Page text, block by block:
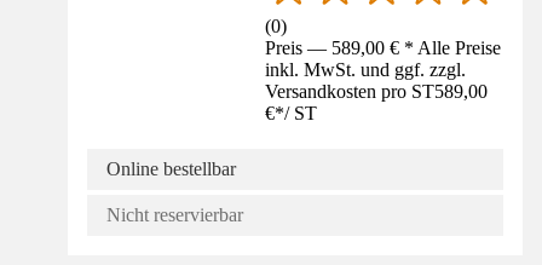
(0)
Preis — 589,00 € * Alle Preise
inkl. MwSt. und ggf. zzgl.
Versandkosten pro ST589,00
€*/ ST
Online bestellbar
Nicht reservierbar